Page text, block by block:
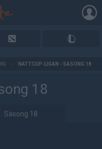
NATTCUP-LIGAN - SÄSONG 18
18
Säsong 18